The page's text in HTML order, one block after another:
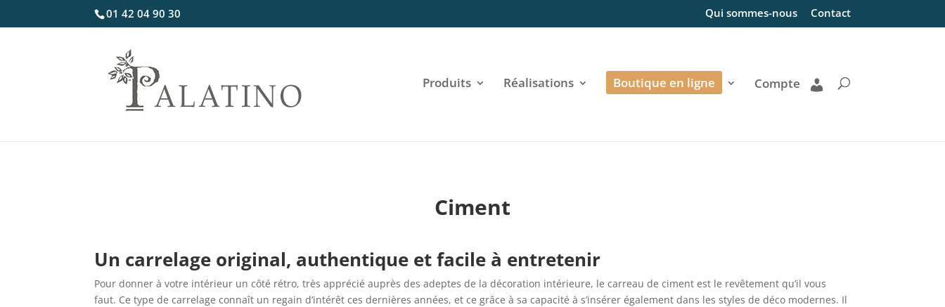
01 42 04 90 30 Qui sommes-nous Contact
Produits Réalisations Boutique en ligne Compte
Ciment
Un carrelage original, authentique et facile à entretenir
Pour donner à votre intérieur un côté rétro, très apprécié auprès des adeptes de la décoration intérieure, le carreau de ciment est le revêtement qu’il vous
faut. Ce type de carrelage connaît un regain d’intérêt ces dernières années, et ce grâce à sa capacité à s’insérer également dans les styles de déco modernes. Il